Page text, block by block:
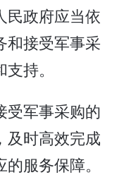
民政府应当依
和接受军事采
持。
受军事采购的
及时高效完成
服务保障。